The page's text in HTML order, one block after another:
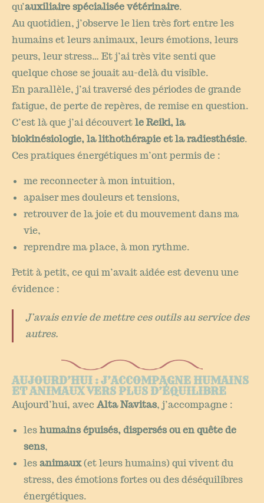
qu’auxiliaire spécialisée vétérinaire.
Au quotidien, j’observe le lien très fort entre les
humains et leurs animaux, leurs émotions, leurs
peurs, leur stress… Et j’ai très vite senti que
quelque chose se jouait au-delà du visible.
En parallèle, j’ai traversé des périodes de grande
fatigue, de perte de repères, de remise en question.
C’est là que j’ai découvertle Reiki, la
biokinésiologie, la lithothérapie et la radiesthésie.
Ces pratiques énergétiques m’ont permis de :
me reconnecter à mon intuition,
apaiser mes douleurs et tensions,
retrouver de la joie et du mouvement dans ma
vie,
reprendre ma place, à mon rythme.
Petit à petit, ce qui m’avait aidée est devenu une
évidence :
J’avais envie de mettre ces outils au service des
autres.
AUJOURD’HUI : J’ACCOMPAGNE HUMAINS
ET ANIMAUX VERS PLUS D’ÉQUILIBRE
Aujourd’hui, avec Alta Navitas, j’accompagne :
leshumains épuisés, dispersés ou en quête de
sens,
lesanimaux(et leurs humains) qui vivent du
stress, des émotions fortes ou des déséquilibres
énergétiques.